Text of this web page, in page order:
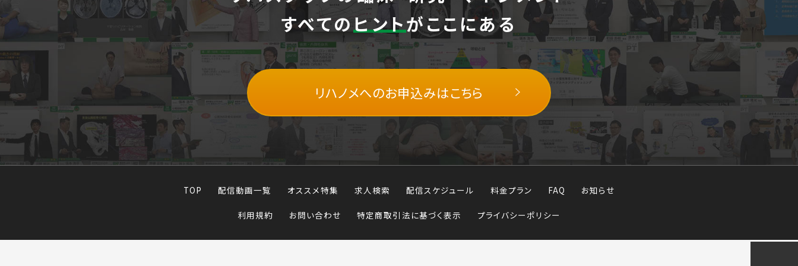
すべてのヒントがここにある
リハノメへのお申込みはこちら
TOP 配信動画一覧 オススメ特集 求人検索 配信スケジュール 料金プラン FAQ お知らせ
利用規約 お問い合わせ 特定商取引法に基づく表示 プライバシーポリシー